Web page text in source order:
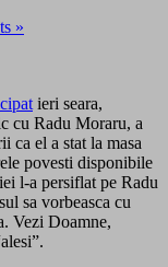
»
ieri seara,
cu Radu Moraru, a
ca el a stat la masa
povesti disponibile
l-a persiflat pe Radu
sa vorbeasca cu
Vezi Doamne,